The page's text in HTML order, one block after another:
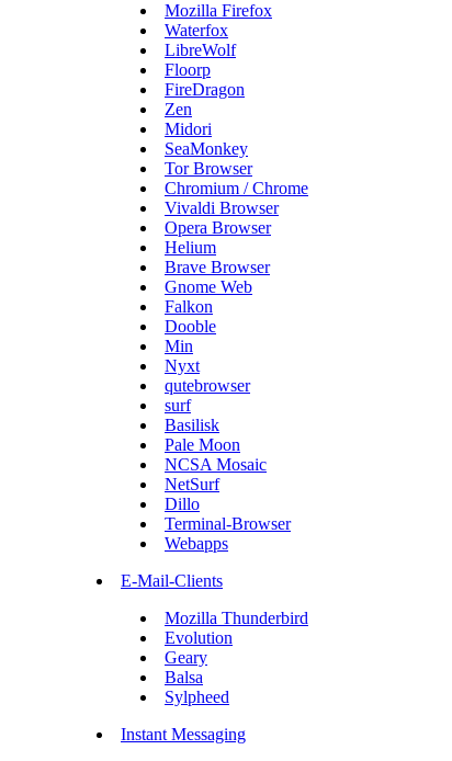
Mozilla Firefox
Waterfox
LibreWolf
Floorp
FireDragon
Zen
Midori
SeaMonkey
Tor Browser
Chromium / Chrome
Vivaldi Browser
Opera Browser
Helium
Brave Browser
Gnome Web
Falkon
Dooble
Min
Nyxt
qutebrowser
surf
Basilisk
Pale Moon
NCSA Mosaic
NetSurf
Dillo
Terminal-Browser
Webapps
E-Mail-Clients
Mozilla Thunderbird
Evolution
Geary
Balsa
Sylpheed
Instant Messaging